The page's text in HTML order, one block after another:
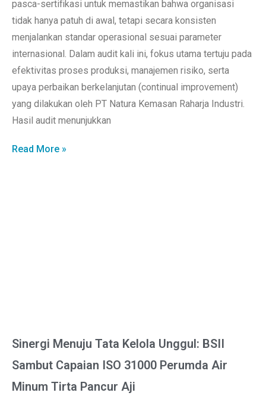
pasca-sertifikasi untuk memastikan bahwa organisasi
tidak hanya patuh di awal, tetapi secara konsisten
menjalankan standar operasional sesuai parameter
internasional. Dalam audit kali ini, fokus utama tertuju pada
efektivitas proses produksi, manajemen risiko, serta
upaya perbaikan berkelanjutan (continual improvement)
yang dilakukan oleh PT Natura Kemasan Raharja Industri.
Hasil audit menunjukkan
Read More »
Sinergi Menuju Tata Kelola Unggul: BSII
Sambut Capaian ISO 31000 Perumda Air
Minum Tirta Pancur Aji